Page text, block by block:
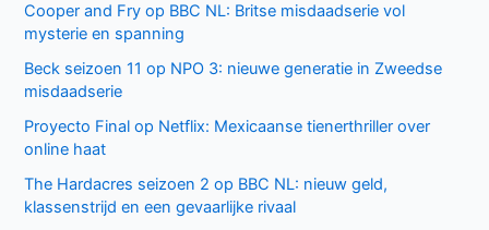
Cooper and Fry op BBC NL: Britse misdaadserie vol
mysterie en spanning
Beck seizoen 11 op NPO 3: nieuwe generatie in Zweedse
misdaadserie
Proyecto Final op Netflix: Mexicaanse tienerthriller over
online haat
The Hardacres seizoen 2 op BBC NL: nieuw geld,
klassenstrijd en een gevaarlijke rivaal